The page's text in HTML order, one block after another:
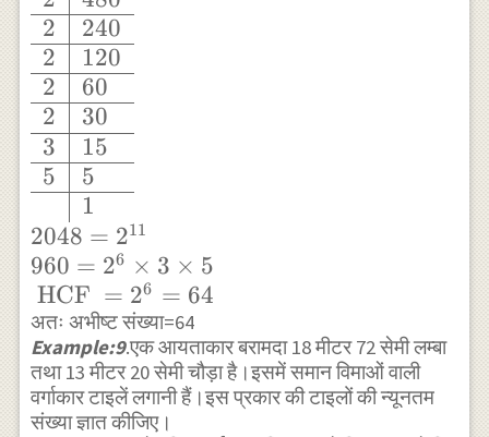
2 \\ \hline &
1 \end{array}
\\
2048=2^{11}
\\
\begin{array}
{l|l} 2 & 960
\\ \hline 2 &
480 \\ \hline
2 & 240 \\
\hline 2 & 120
\\ \hline 2 &
60 \\ \hline 2
& 30 \\ \hline
2
2
2
2
3
5
240
120
60
30
15
5
1
2048 = 211
960 = 26 × 3 × 5
HCF = 26 = 64
अतः अभीष्ट संख्या=64
Example:9.एक आयताकार बरामदा 18 मीटर 72 सेमी लम्बा
तथा 13 मीटर 20 सेमी चौड़ा है।इसमें समान विमाओं वाली
वर्गाकार टाइलें लगानी हैं।इस प्रकार की टाइलों की न्यूनतम
संख्या ज्ञात कीजिए।